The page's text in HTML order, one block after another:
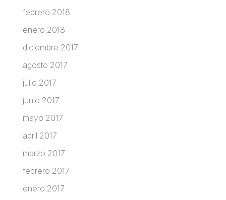
febrero 2018
enero 2018
diciembre 2017
agosto 2017
julio 2017
junio 2017
mayo 2017
abril 2017
marzo 2017
febrero 2017
enero 2017